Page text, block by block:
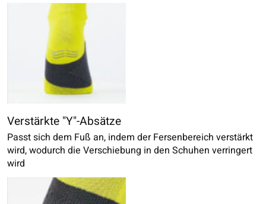
Verstärkte "Y"-Absätze
Passt sich dem Fuß an, indem der Fersenbereich verstärkt
wird, wodurch die Verschiebung in den Schuhen verringert
wird